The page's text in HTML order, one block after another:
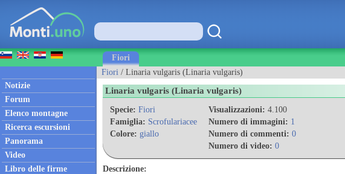
Fiori
Notizie
Forum
Elenco montagne
Ricerca escursioni
Panorama
Video
Libro delle firme
Fiori / Linaria vulgaris (Linaria vulgaris)
Linaria vulgaris (Linaria vulgaris)
Specie: Fiori
Famiglia: Scrofulariacee
Colore: giallo
Visualizzazioni: 4.100
Numero di immagini: 1
Numero di commenti: 0
Numero di video: 0
Descrizione: